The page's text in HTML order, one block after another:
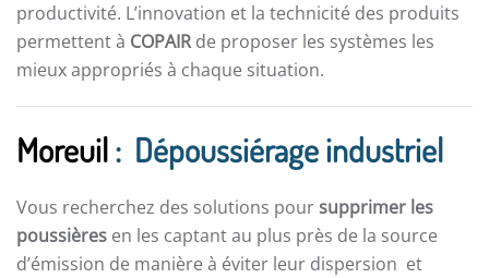
productivité. L’innovation et la technicité des produits
permettent à COPAIRde proposer les systèmes les
mieux appropriés à chaque situation.
Moreuil: Dépoussiérage industriel
Vous recherchez des solutions poursupprimer les
poussières en les captant au plus près de la source
d’émission de manière à éviter leur dispersion et